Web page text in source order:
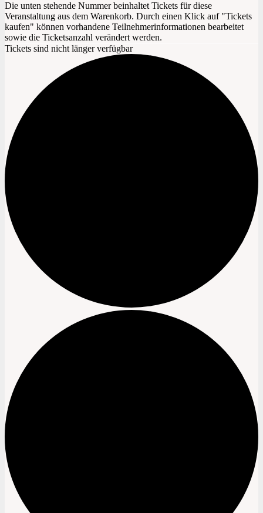
Die unten stehende Nummer beinhaltet Tickets für diese
Veranstaltung aus dem Warenkorb. Durch einen Klick auf "Tickets
kaufen" können vorhandene Teilnehmerinformationen bearbeitet
sowie die Ticketsanzahl verändert werden.
Tickets sind nicht länger verfügbar